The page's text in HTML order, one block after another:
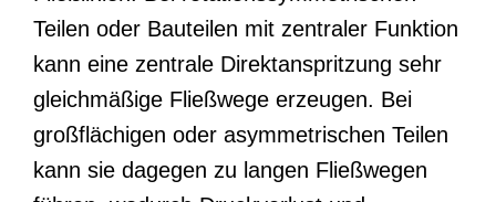
Teilen oder Bauteilen mit zentraler Funktion
kann eine zentrale Direktanspritzung sehr
gleichmäßige Fließwege erzeugen. Bei
großflächigen oder asymmetrischen Teilen
kann sie dagegen zu langen Fließwegen